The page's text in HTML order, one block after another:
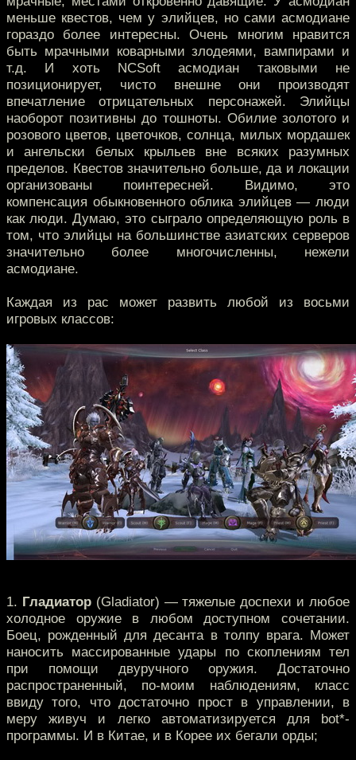
меньше квестов, чем у элийцев, но сами асмодиане
гораздо более интересны. Очень многим нравится
быть мрачными коварными злодеями, вампирами и
т.д. И хоть NCSoft асмодиан таковыми не
позиционирует, чисто внешне они производят
впечатление отрицательных персонажей. Элийцы
наоборот позитивны до тошноты. Обилие золотого и
розового цветов, цветочков, солнца, милых мордашек
и ангельски белых крыльев вне всяких разумных
пределов. Квестов значительно больше, да и локации
организованы поинтересней. Видимо, это
компенсация обыкновенного облика элийцев — люди
как люди. Думаю, это сыграло определяющую роль в
том, что элийцы на большинстве азиатских серверов
значительно более многочисленны, нежели
асмодиане.
Каждая из рас может развить любой из восьми
игровых классов:
1. Гладиатор(Gladiator) — тяжелые доспехи и любое
холодное оружие в любом доступном сочетании.
Боец, рожденный для десанта в толпу врага. Может
наносить массированные удары по скоплениям тел
при помощи двуручного оружия. Достаточно
распространенный, по-моим наблюдениям, класс
ввиду того, что достаточно прост в управлении, в
меру живуч и легко автоматизируется для bot*-
программы. И в Китае, и в Корее их бегали орды;